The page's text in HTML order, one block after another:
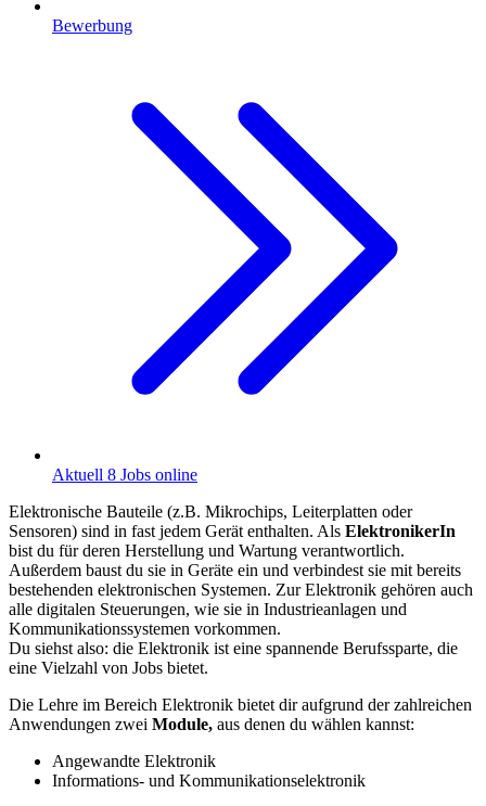
Bewerbung
Aktuell 8 Jobs online
Elektronische Bauteile (z.B. Mikrochips, Leiterplatten oder
Sensoren) sind in fast jedem Gerät enthalten. Als ElektronikerIn
bist du für deren Herstellung und Wartung verantwortlich.
Außerdem baust du sie in Geräte ein und verbindest sie mit bereits
bestehenden elektronischen Systemen. Zur Elektronik gehören auch
alle digitalen Steuerungen, wie sie in Industrieanlagen und
Kommunikationssystemen vorkommen.
Du siehst also: die Elektronik ist eine spannende Berufssparte, die
eine Vielzahl von Jobs bietet.
Die Lehre im Bereich Elektronik bietet dir aufgrund der zahlreichen
Anwendungen zwei Module, aus denen du wählen kannst:
Angewandte Elektronik
Informations- und Kommunikationselektronik